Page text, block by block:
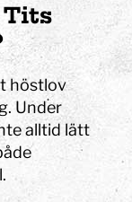
Tits
höstlov
Under
alltid lätt